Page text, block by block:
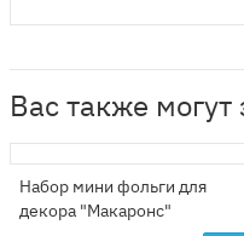
Вас также могут
Набор мини фольги для
декора "Макаронс"